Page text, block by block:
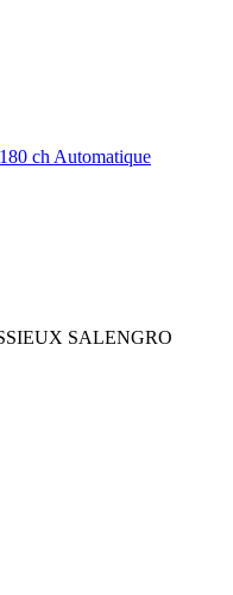
ch Automatique
SALENGRO